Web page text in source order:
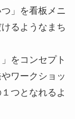
」を看板メニ
るようなまち
をコンセプト
ワークショッ
つとなれるよ